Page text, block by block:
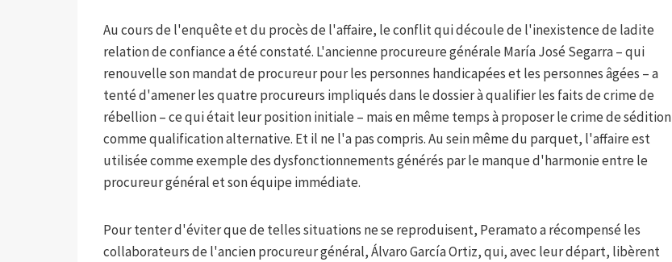
Au cours de l'enquête et du procès de l'affaire, le conflit qui découle de l'inexistence de ladite
relation de confiance a été constaté. L'ancienne procureure générale María José Segarra – qui
renouvelle son mandat de procureur pour les personnes handicapées et les personnes âgées – a
tenté d'amener les quatre procureurs impliqués dans le dossier à qualifier les faits de crime de
rébellion – ce qui était leur position initiale – mais en même temps à proposer le crime de sédition
comme qualification alternative. Et il ne l'a pas compris. Au sein même du parquet, l'affaire est
utilisée comme exemple des dysfonctionnements générés par le manque d'harmonie entre le
procureur général et son équipe immédiate.
Pour tenter d'éviter que de telles situations ne se reproduisent, Peramato a récompensé les
collaborateurs de l'ancien procureur général, Álvaro García Ortiz, qui, avec leur départ, libèrent